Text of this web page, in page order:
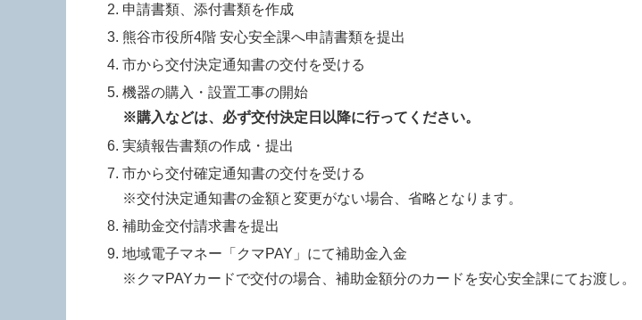
申請書類、添付書類を作成
熊谷市役所4階 安心安全課へ申請書類を提出
市から交付決定通知書の交付を受ける
機器の購入・設置工事の開始
※購入などは、必ず交付決定日以降に行ってください。
実績報告書類の作成・提出
市から交付確定通知書の交付を受ける
※交付決定通知書の金額と変更がない場合、省略となります。
補助金交付請求書を提出
地域電子マネー「クマPAY」にて補助金入金
※クマPAYカードで交付の場合、補助金額分のカードを安心安全課にてお渡し。